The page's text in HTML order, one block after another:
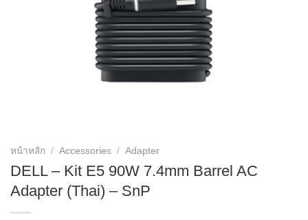
หน้าหลัก / Accessories / Adapter
DELL – Kit E5 90W 7.4mm Barrel AC
Adapter (Thai) – SnP